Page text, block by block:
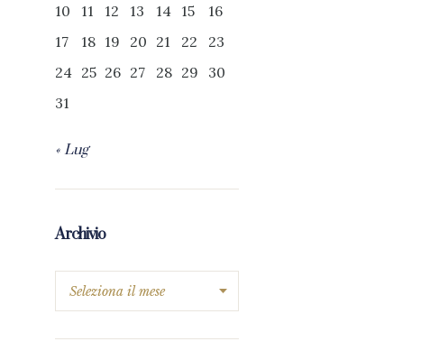
10
11 12 13 14 15
16
17
18 19 20 21 22
23
24 25 26 27 28 29
30
31
« Lug
Archivio